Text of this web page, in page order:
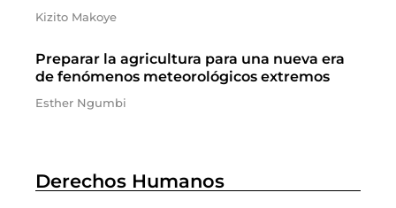
Kizito Makoye
Preparar la agricultura para una nueva era
de fenómenos meteorológicos extremos
Esther Ngumbi
Derechos Humanos